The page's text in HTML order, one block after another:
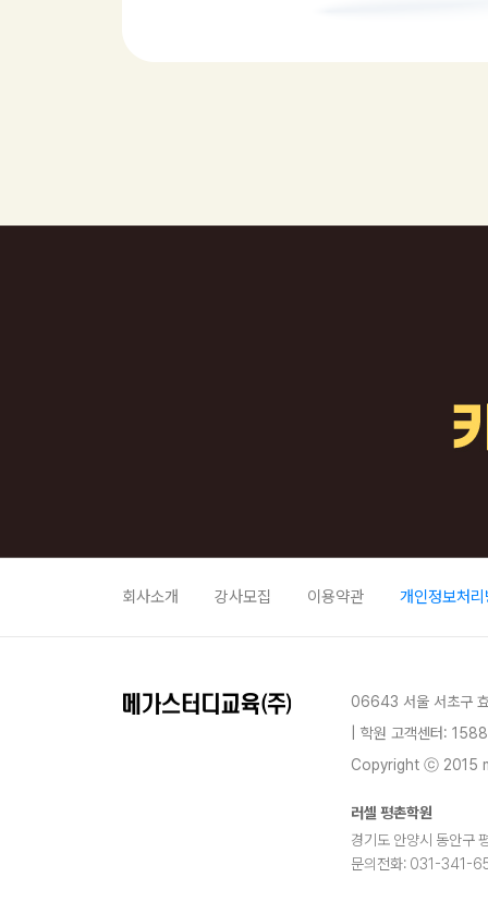
회사소개 강사모집 이용약관 개인정보처
06643 서울 서초구
| 학원 고객센터:
Copyright ⓒ 2015
러셀 평촌학원
경기도 안양시 동안구
문의전화: 031-341-